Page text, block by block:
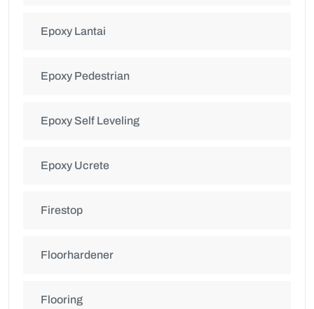
Epoxy Lantai
Epoxy Pedestrian
Epoxy Self Leveling
Epoxy Ucrete
Firestop
Floorhardener
Flooring